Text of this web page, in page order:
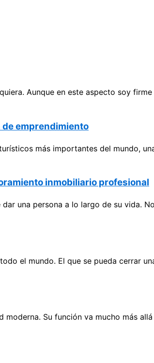
Aunque en este aspecto soy
emprendimiento
más importantes del mundo,
inmobiliario profesional
una persona a lo largo de su vida.
el mundo. El que se pueda cerrar
Su función va mucho más